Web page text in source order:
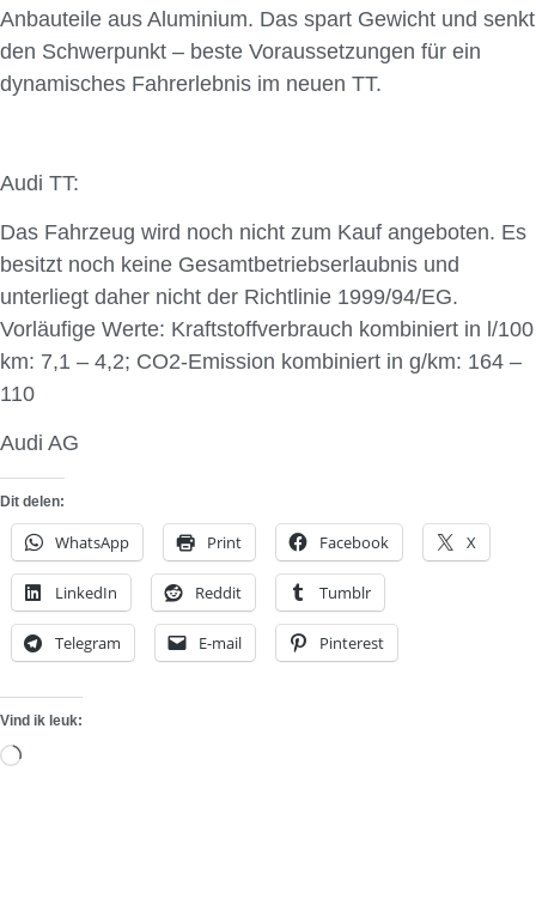
Anbauteile aus Aluminium. Das spart Gewicht und senkt
den Schwerpunkt – beste Voraussetzungen für ein
dynamisches Fahrerlebnis im neuen TT.
Audi TT:
Das Fahrzeug wird noch nicht zum Kauf angeboten. Es
besitzt noch keine Gesamtbetriebserlaubnis und
unterliegt daher nicht der Richtlinie 1999/94/EG.
Vorläufige Werte: Kraftstoffverbrauch kombiniert in l/100
km: 7,1 – 4,2; CO2-Emission kombiniert in g/km: 164 –
110
Audi AG
Dit delen:
WhatsApp Print Facebook X
LinkedIn Reddit Tumblr
Telegram E-mail Pinterest
Vind ik leuk:
Aan